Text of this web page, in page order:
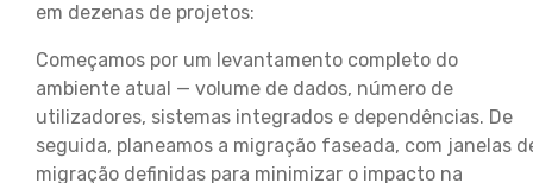
em dezenas de projetos:
Começamos por um levantamento completo do
ambiente atual — volume de dados, número de
utilizadores, sistemas integrados e dependências. De
seguida, planeamos a migração faseada, com janelas
migração definidas para minimizar o impacto na